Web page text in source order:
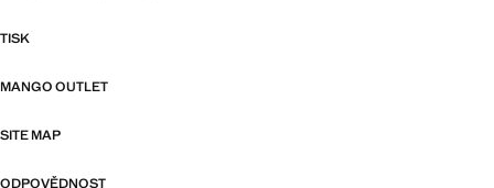
TISK
MANGO OUTLET
SITE MAP
ODPOVĚDNOST